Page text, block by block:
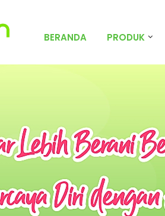
BERANDA PRODUK